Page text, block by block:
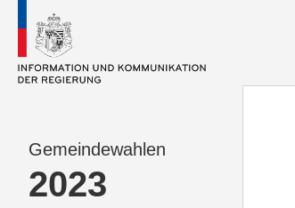
Gemeindewahlen
2023